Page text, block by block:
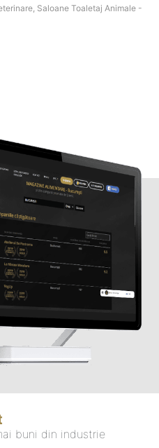
Saloane Toaletaj Animale -
buni din industrie